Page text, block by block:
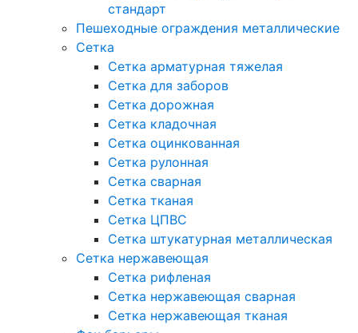
стандарт
Пешеходные ограждения металлические
Сетка
Сетка арматурная тяжелая
Сетка для заборов
Сетка дорожная
Сетка кладочная
Сетка оцинкованная
Сетка рулонная
Сетка сварная
Сетка тканая
Сетка ЦПВС
Сетка штукатурная металлическая
Сетка нержавеющая
Сетка рифленая
Сетка нержавеющая сварная
Сетка нержавеющая тканая